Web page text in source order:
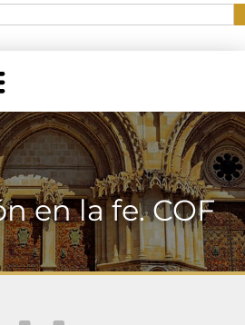
en la fe. COF